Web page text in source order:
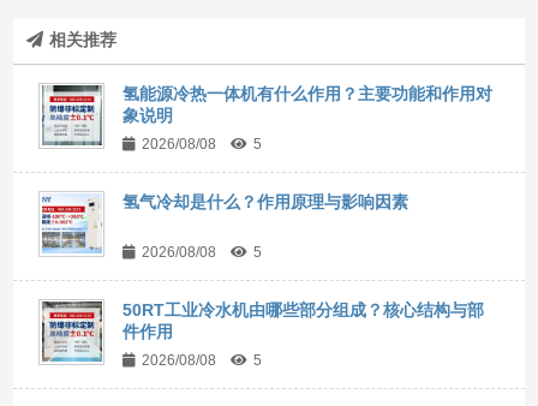
相关推荐
氢能源冷热一体机有什么作用？主要功能和作用对
象说明
2026/08/08 5
氢气冷却是什么？作用原理与影响因素
2026/08/08 5
50RT工业冷水机由哪些部分组成？核心结构与部
件作用
2026/08/08 5